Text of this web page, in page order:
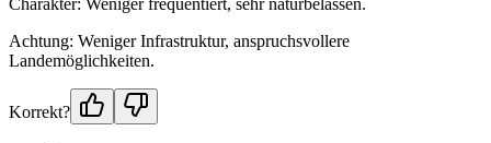
Charakter: Weniger frequentiert, sehr naturbelassen.
Achtung: Weniger Infrastruktur, anspruchsvollere
Landemöglichkeiten.
Korrekt?